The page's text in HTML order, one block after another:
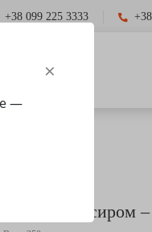
+38 099 225 3333
Хачапурі з сиром
×
—